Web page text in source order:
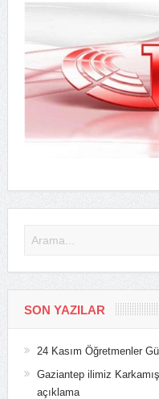
SON YAZILAR
24 Kasım Öğretmenler
Gaziantep ilimiz
açıklama